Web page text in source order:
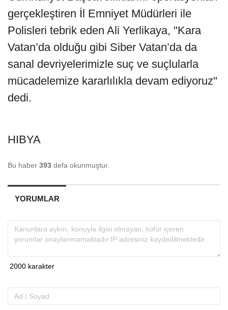
gerçekleştiren İl Emniyet Müdürleri ile
Polisleri tebrik eden Ali Yerlikaya, "Kara
Vatan’da olduğu gibi Siber Vatan’da da
sanal devriyelerimizle suç ve suçlularla
mücadelemize kararlılıkla devam ediyoruz"
dedi.
HIBYA
Bu haber 393 defa okunmuştur.
YORUMLAR